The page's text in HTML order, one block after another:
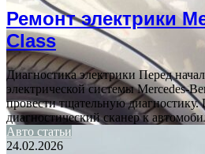
Ремонт электрики
Class
Диагностика электрики Перед
электрической системы Mercedes-
провести тщательную
диагностический сканер к
Авто статьи
24.02.2026